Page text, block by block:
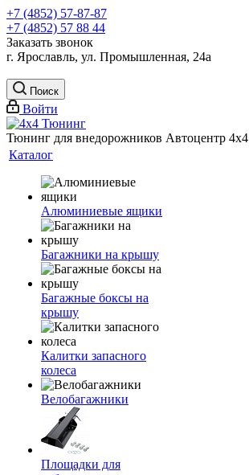
+7 (4852) 57-87-87
+7 (4852) 57 88 44
Заказать звонок
г. Ярославль, ул. Промышленная, 24а
Поиск
Войти
Тюнинг для внедорожников Автоцентр 4х4
Каталог
Алюминиевые ящики
Багажники на крышу
Багажные боксы на
крышу
Калитки запасного
колеса
Велобагажники
Площадки для